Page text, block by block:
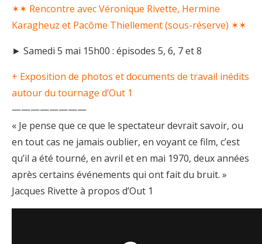
✶✶ Rencontre avec Véronique Rivette, Hermine
Karagheuz et Pacôme Thiellement (sous-réserve) ✶✶
► Samedi 5 mai 15h00 : épisodes 5, 6, 7 et 8
+ Exposition de photos et documents de travail inédits
autour du tournage d’Out 1
————————
« Je pense que ce que le spectateur devrait savoir, ou
en tout cas ne jamais oublier, en voyant ce film, c’est
qu’il a été tourné, en avril et en mai 1970, deux années
après certains événements qui ont fait du bruit. »
Jacques Rivette à propos d’Out 1